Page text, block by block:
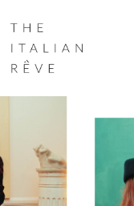
ITALIAN
RÊVE